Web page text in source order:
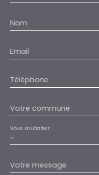
Nom
Email
Téléphone
Votre commune
-
Vous souhaitez
Votre message